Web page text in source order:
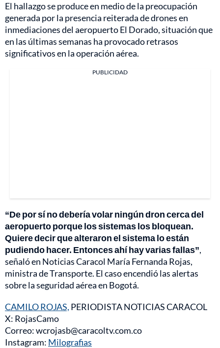
El hallazgo se produce en medio de la preocupación
generada por la presencia reiterada de drones en
inmediaciones del aeropuerto El Dorado, situación que
en las últimas semanas ha provocado retrasos
significativos en la operación aérea.
PUBLICIDAD
“De por sí no debería volar ningún dron cerca del
aeropuerto porque los sistemas los bloquean.
Quiere decir que alteraron el sistema lo están
pudiendo hacer. Entonces ahí hay varias fallas”,
señaló en Noticias Caracol María Fernanda Rojas,
ministra de Transporte. El caso encendió las alertas
sobre la seguridad aérea en Bogotá.
CAMILO ROJAS, PERIODISTA NOTICIAS CARACOL
X: RojasCamo
Correo: wcrojasb@caracoltv.com.co
Instagram: Milografias